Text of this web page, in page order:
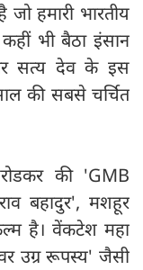
हमारी भारतीय
भी बैठा इंसान
सत्य देव के इस
की सबसे चर्चित
की 'GMB
बहादुर', मशहूर
है। वेंकटेश महा
उग्र रूपस्य' जैसी